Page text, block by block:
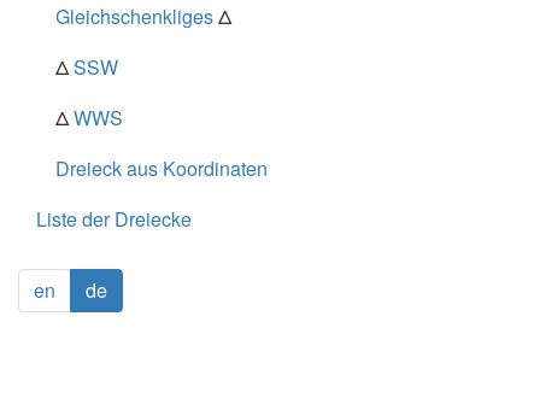
GleichschenkligesΔ
ΔSSW
ΔWWS
Dreieck aus Koordinaten
Liste der Dreiecke
en de